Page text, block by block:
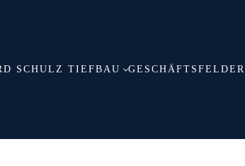
SCHULZ TIEFBAU GESCHÄFTSFELDER